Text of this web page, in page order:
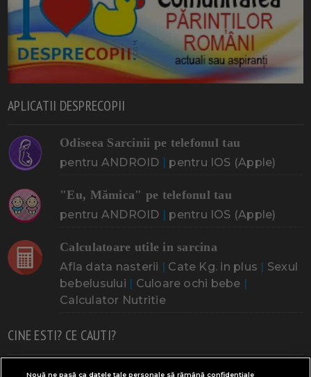
APLICATII DESPRECOPII
Odiseea Sarcinii pe telefonul tau
pentru ANDROID | pentru IOS (Apple)
"Eu, Mămica" pe telefonul tau
pentru ANDROID | pentru IOS (Apple)
Calculatoare utile in sarcina
Afla data nasterii | Cate Kg. in plus | Sexul
bebelusului | Culoare ochi bebe |
Calculator Nutritie
CINE ESTI? CE CAUTI?
Doresc un copil Adoptia Probleme cu sarcina
Nouă ne pasă ca datele tale personale să rămână confidențiale